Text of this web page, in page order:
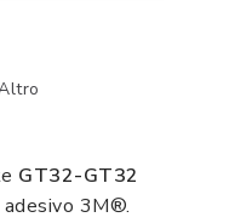
GT32-GT32
adesivo 3M®.